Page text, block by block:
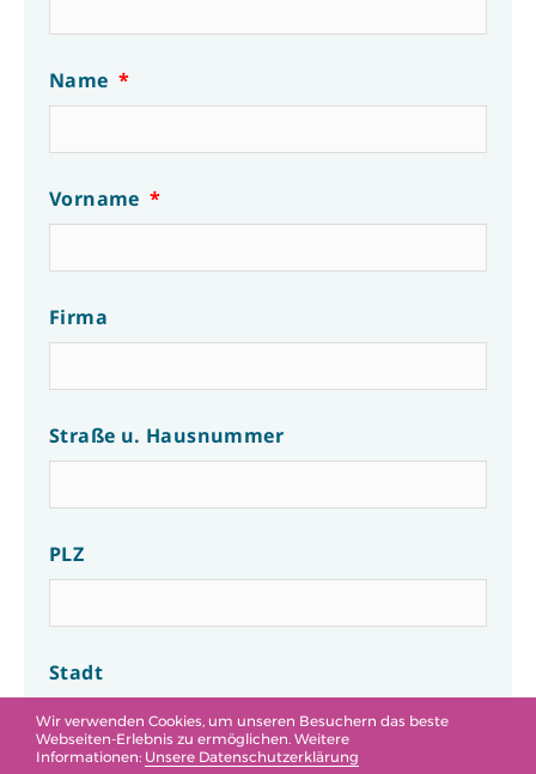
Name
Vorname
Firma
Straße u. Hausnummer
PLZ
Stadt
Wir verwenden Cookies, um unseren Besuchern das beste
Webseiten-Erlebnis zu ermöglichen. Weitere
Informationen: Unsere Datenschutzerklärung